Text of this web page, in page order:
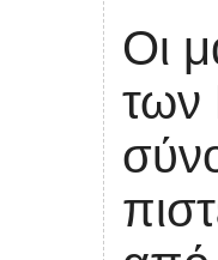
Οι
των